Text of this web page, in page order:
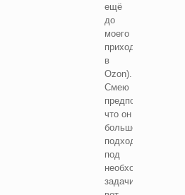
ещё
до
моего
прихода
в
Ozon).
Cмею
предположить,
что он
больше
подходил
под
необходимые
задачи,